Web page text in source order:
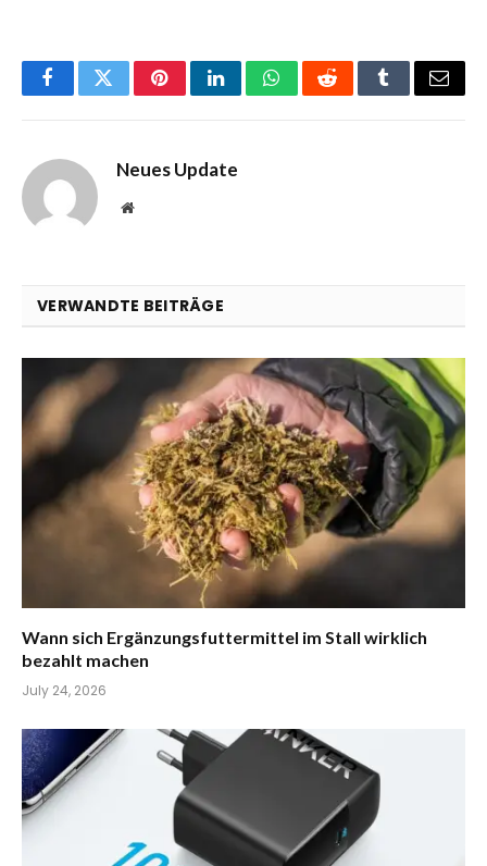
FacebookTwitterPinterestLinkedInWhatsAppRedditTumblrEmail
Neues Update
Website
VERWANDTE BEITRÄGE
Wann sich Ergänzungsfuttermittel im Stall wirklich
bezahlt machen
July 24, 2026